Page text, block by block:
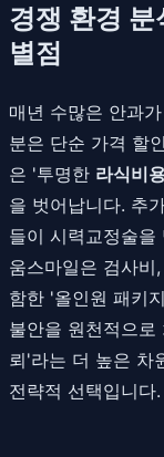
경쟁 환경
별점
매년 수많은 안과
분은 단순 가격 할
은 '투명한 라식비
을 벗어납니다. 추
들이 시력교정술
움스마일은 검사비
함한 '올인원 패키
불안을 원천적으
뢰'라는 더 높은 차
전략적 선택입니다.